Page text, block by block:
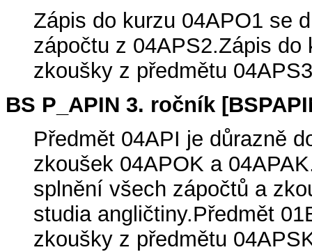
Zápis do kurzu 04APO1 se
zápočtu z 04APS2.Zápis
zkoušky z předmětu
BS P_APIN 3. ročník
Předmět 04API je důrazně
zkoušek 04APOK a
splnění všech zápočtů a
studia angličtiny.Předmět
zkoušky z předmětu